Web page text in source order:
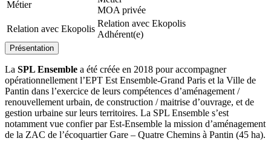
Métier
MOA privée
Relation avec Ekopolis
Relation avec Ekopolis
Adhérent(e)
Présentation
La SPL Ensemble a été créée en 2018 pour accompagner
opérationnellement l’EPT Est Ensemble-Grand Paris et la Ville de
Pantin dans l’exercice de leurs compétences d’aménagement /
renouvellement urbain, de construction / maitrise d’ouvrage, et de
gestion urbaine sur leurs territoires. La SPL Ensemble s’est
notamment vue confier par Est-Ensemble la mission d’aménagement
de la ZAC de l’écoquartier Gare – Quatre Chemins à Pantin (45 ha).